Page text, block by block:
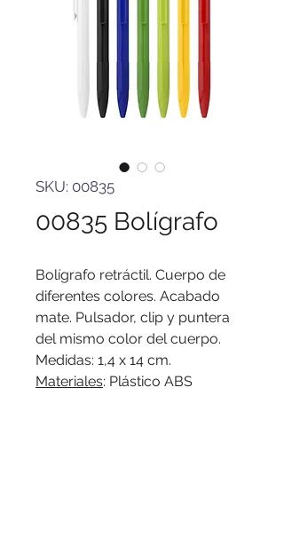
SKU: 00835
00835 Bolígrafo
Bolígrafo retráctil. Cuerpo de
diferentes colores. Acabado
mate. Pulsador, clip y puntera
del mismo color del cuerpo.
Medidas: 1,4 x 14 cm.
Materiales: Plástico ABS